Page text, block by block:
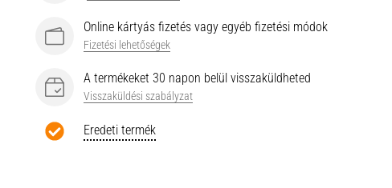
Online kártyás fizetés vagy egyéb fizetési módok
Fizetési lehetőségek
A termékeket 30 napon belül visszaküldheted
Visszaküldési szabályzat
Eredeti termék